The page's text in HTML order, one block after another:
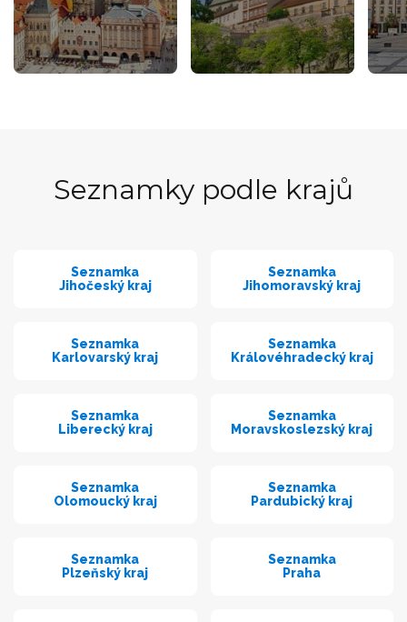
Seznamky podle krajů
Seznamka
Jihočeský kraj
Seznamka
Jihomoravský kraj
Seznamka
Karlovarský kraj
Seznamka
Královéhradecký kraj
Seznamka
Liberecký kraj
Seznamka
Moravskoslezský kraj
Seznamka
Olomoucký kraj
Seznamka
Pardubický kraj
Seznamka
Plzeňský kraj
Seznamka
Praha